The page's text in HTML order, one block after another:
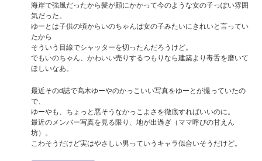
海岸で強風だったから髪が顔にかかって今のような女の子っぽい雰囲
気だった。
ゆーとは子供の頃からいのちゃんは女の子みたいにきれいと言ってい
たから
そういう目線でシャッターを切ったんだろうけど。
でもいのちゃん、かわいい売りするつもりなら建築より毒舌を磨いて
ほしいなあ。
最近そのd誌で髙木ゆーやのかっこいい写真をゆーとが撮っていたの
で、
ゆーやも、ちょっと悪そうなかっこよさを徹底すればいいのに。
最近のメンバー写真を見る限り、地が出過ぎ（ママ呼びの甘えん
坊）。
こわそうだけど実はやさしい男っていうキャラ似合いそうだけど。